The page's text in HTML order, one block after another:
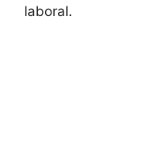
laboral.